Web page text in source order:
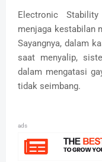
Electronic
menjaga kestabilan
Sayangnya, dalam
saat menyalip,
dalam mengatasi
tidak seimbang.
ads